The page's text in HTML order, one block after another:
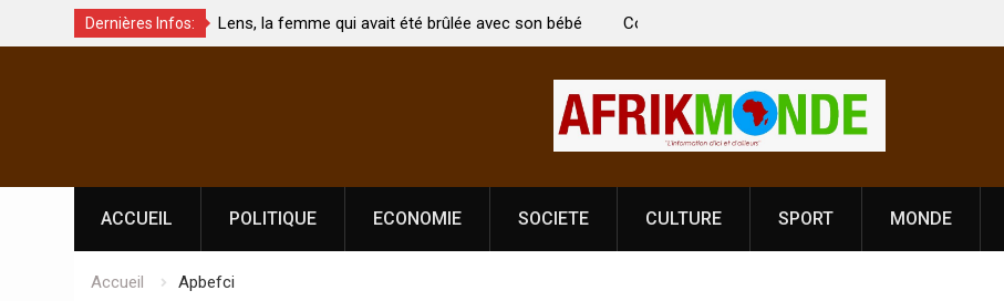
Dernières Infos:
Lens, la femme qui avait été brûlée avec son bébé
son mari est morte
Coopération: Le ministre Indien Kirti Vardhan Singh à
Abidjan pour la célébration de la Fête de
Nouvelle licence
Côte d’Ivoire,
prononce
ACCUEIL POLITIQUE ECONOMIE SOCIETE CULTURE SPORT MONDE
Accueil Apbefci